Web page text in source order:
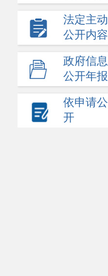
法定主动
公开内容
政府信息
公开年报
依申请公
开